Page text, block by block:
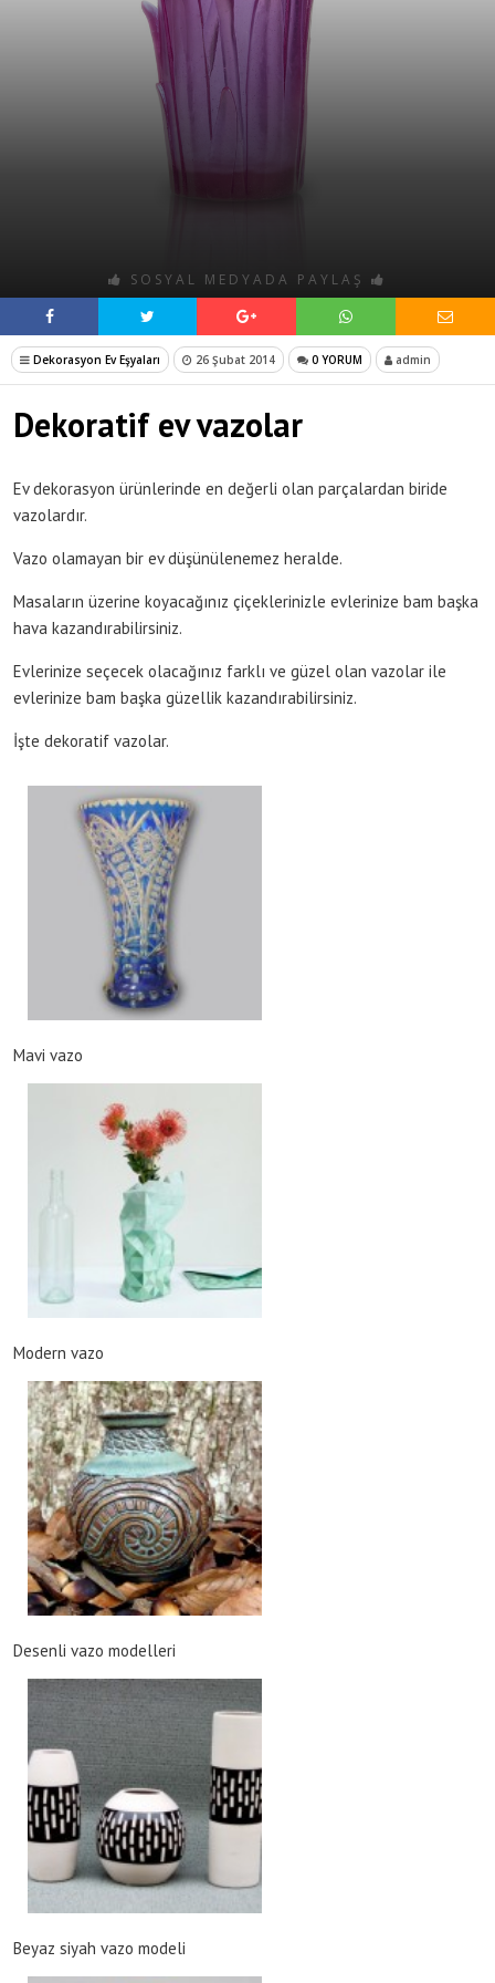
SOSYAL MEDYADA PAYLAŞ
Dekorasyon Ev Eşyaları 26 Şubat 2014 0 YORUM admin
Dekoratif ev vazolar
Ev dekorasyon ürünlerinde en değerli olan parçalardan biride
vazolardır.
Vazo olamayan bir ev düşünülenemez heralde.
Masaların üzerine koyacağınız çiçeklerinizle evlerinize bam başka
hava kazandırabilirsiniz.
Evlerinize seçecek olacağınız farklı ve güzel olan vazolar ile
evlerinize bam başka güzellik kazandırabilirsiniz.
İşte dekoratif vazolar.
Mavi vazo
Modern vazo
Desenli vazo modelleri
Beyaz siyah vazo modeli